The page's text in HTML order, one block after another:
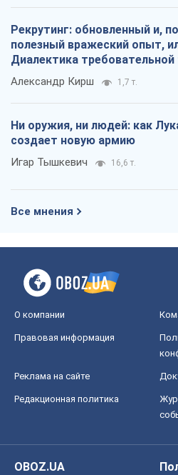
Рекрутинг: обновленный и,
полезный вражеский опыт,
Диалектика требовательной
Александр Кирш 1,7 т.
Ни оружия, ни людей: как
создает новую армию
Игар Тышкевич 16,6 т.
Все мнения
О компании
Правовая информация
Реклама на сайте
Редакционная политика
OBOZ.UA